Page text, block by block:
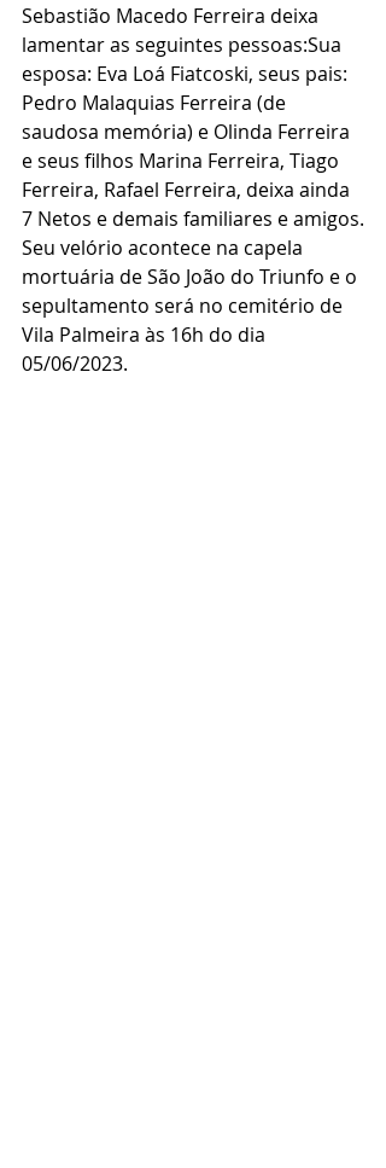
Sebastião Macedo Ferreira deixa
lamentar as seguintes pessoas:Sua
esposa: Eva Loá Fiatcoski, seus pais:
Pedro Malaquias Ferreira (de
saudosa memória) e Olinda Ferreira
e seus filhos Marina Ferreira, Tiago
Ferreira, Rafael Ferreira, deixa ainda
7 Netos e demais familiares e amigos.
Seu velório acontece na capela
mortuária de São João do Triunfo e o
sepultamento será no cemitério de
Vila Palmeira às 16h do dia
05/06/2023.